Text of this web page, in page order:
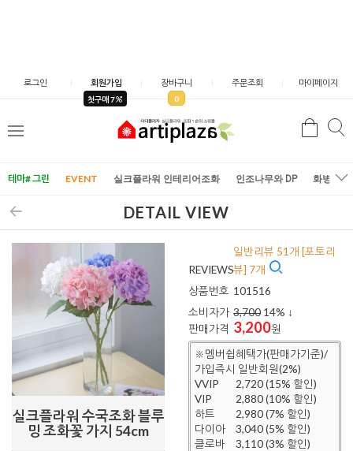
로그인 회원가입
첫구매 7
장바구니
0
주문조회 마이페이지
메
검
테마# 그린 EVENT 실크플라워 인테리어조화 인조나무와 DP 화병/화
DETAIL VIEW
실크플라워 수국조화 블루
밍 조화꽃 가지 54cm
REVIEWS
일반리뷰 51개 [포토리
뷰] 7개
상품번호 101516
소비자가 3,700 14% ↓
판매가격 3,200원
※멤버쉽혜택가(판매가기준)/
가입즉시 일반회원(2%)
VVIP
2,720 (15% 할인)
VIP
2,880 (10% 할인)
하트
2,980 (7% 할인)
다이아
3,040 (5% 할인)
클로바
3,110 (3% 할인)